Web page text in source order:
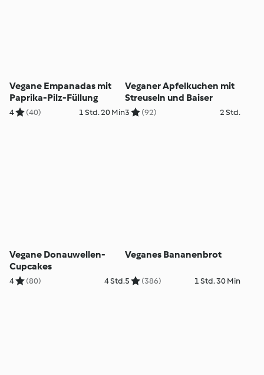
Vegane Empanadas mit
Paprika-Pilz-Füllung
4 (40) 1 Std. 20 Min
Veganer Apfelkuchen mit
Streuseln und Baiser
3 (92) 2 Std.
Vegane Donauwellen-
Cupcakes
4 (80) 4 Std.
Veganes Bananenbrot
5 (386) 1 Std. 30 Min